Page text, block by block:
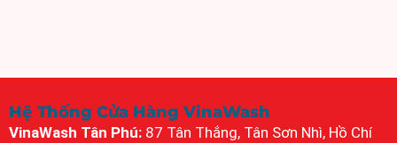
Hệ Thống Cửa Hàng VinaWash
VinaWash Tân Phú: 87 Tân Thắng, Tân Sơn Nhì, Hồ Chí